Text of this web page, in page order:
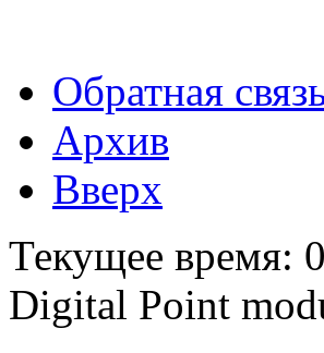
Обратная
Архив
Вверх
Текущее время:
Digital Point